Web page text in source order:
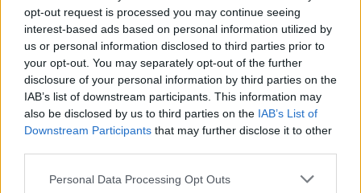
opt-out request is processed you may continue seeing
interest-based ads based on personal information utilized by
us or personal information disclosed to third parties prior to
your opt-out. You may separately opt-out of the further
disclosure of your personal information by third parties on the
IAB’s list of downstream participants. This information may
also be disclosed by us to third parties on the IAB’s List of
Downstream Participants that may further disclose it to other
Personal Data Processing Opt Outs